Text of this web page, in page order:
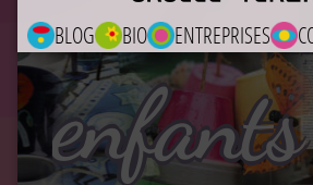
BLOG BIO ENTREPRISES
enfants